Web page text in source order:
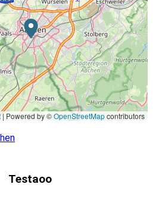
| Powered by ©OpenStreetMapcontributors
Testaoo